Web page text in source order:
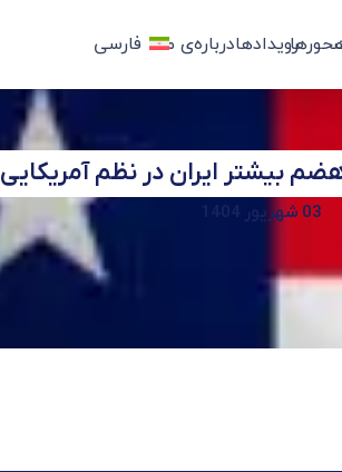
محورهارویدادهادرباره‌ی ما فارسی
بیشتر ایران در نظم آمریکایی
03 شهریور 1404